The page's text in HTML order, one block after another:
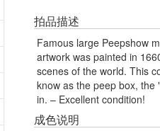
拍品描述
Famous large Peepshow
artwork was painted in
scenes of the world. This
know as the peep box,
in. – Excellent condition!
成色说明